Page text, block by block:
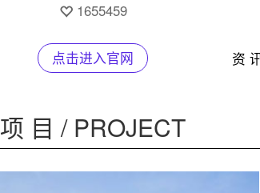
1655459
点击进入官网 资
项 目 / PROJECT